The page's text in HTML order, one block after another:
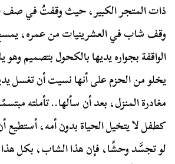
ذات المتجر الكبير، حيث وقفتُ في صف
وقف شاب في العشرينيات من عمره،
الواقفة بجواره يديها بالكحول بتصميم وهو
يخلو من الحزم على أنها نسيت أن تغسل
مغادرة المنزل، بعد أن سألها.. تأملته
كطفل لا يتخيل الحياة بدون أمه، أستطيع
لو تجسَّد وحشًا، فإن هذا الشاب، بكل